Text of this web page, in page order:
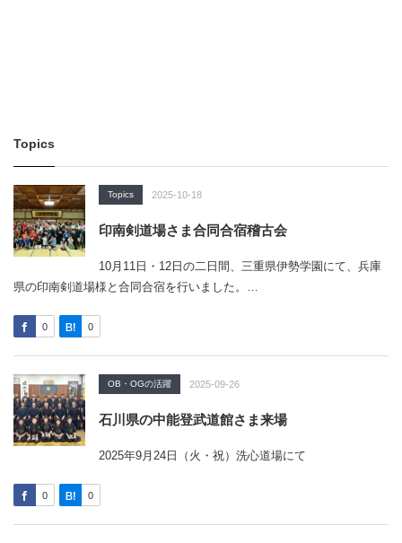
Topics
Topics 2025-10-18
印南剣道場さま合同合宿稽古会
10月11日・12日の二日間、三重県伊勢学園にて、兵庫
県の印南剣道場様と合同合宿を行いました。…
0 0
OB・OGの活躍 2025-09-26
石川県の中能登武道館さま来場
2025年9月24日（火・祝）洗心道場にて
0 0